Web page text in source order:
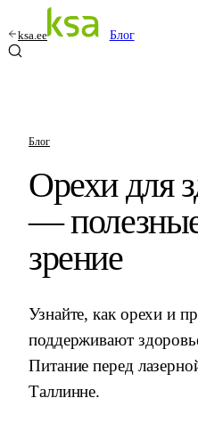
ksa.ee Блог
Блог
Орехи для
—
зрение
Узнайте, как орехи и
поддерживают
Питание перед
Таллинне.